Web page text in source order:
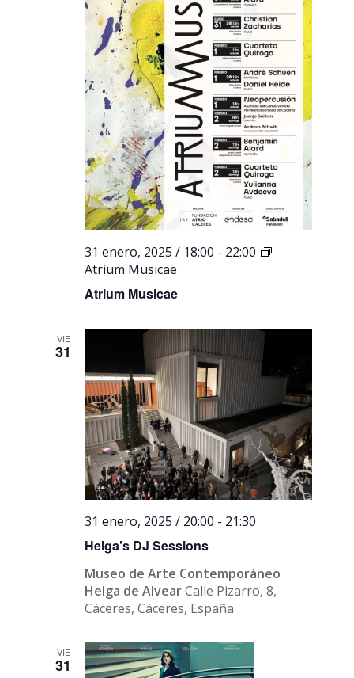
Atrium Musicae
31 enero, 2025 / 18:00 - 22:00
Atrium Musicae
VIE
31
Helga’s DJ Sessions
31 enero, 2025 / 20:00 - 21:30
Museo de Arte Contemporáneo
Helga de AlvearCalle Pizarro, 8,
Cáceres, Cáceres, España
VIE
31